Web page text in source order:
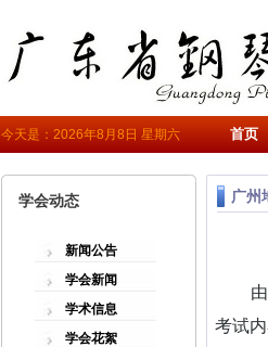
今天是：2026年8月8日 星期六 首页
学会动态
新闻公告
学会新闻
学术信息
学会花絮
广州
由
考试